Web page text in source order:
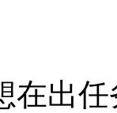
在出任